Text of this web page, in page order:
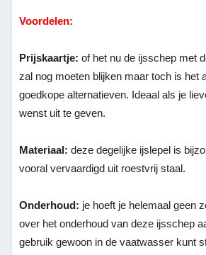
Voordelen:
Prijskaartje:of het nu de ijsschep met
zal nog moeten blijken maar toch is het
goedkope alternatieven. Ideaal als je
wenst uit te geven.
Materiaal:deze degelijke ijslepel is
vooral vervaardigd uit roestvrij staal.
Onderhoud: je hoeft je helemaal geen
over het onderhoud van deze ijsschep
gebruik gewoon in de vaatwasser kunt